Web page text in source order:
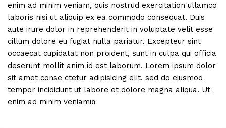
enim ad minim veniam, quis nostrud exercitation ullamco
laboris nisi ut aliquip ex ea commodo consequat. Duis
aute irure dolor in reprehenderit in voluptate velit esse
cillum dolore eu fugiat nulla pariatur. Excepteur sint
occaecat cupidatat non proident, sunt in culpa qui officia
deserunt mollit anim id est laborum. Lorem ipsum dolor
sit amet conse ctetur adipisicing elit, sed do eiusmod
tempor incididunt ut labore et dolore magna aliqua. Ut
enim ad minim veniamю